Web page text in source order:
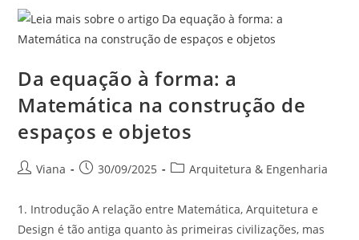
Da equação à forma: a
Matemática na construção de
espaços e objetos
Viana 30/09/2025 Arquitetura & Engenharia
1. Introdução A relação entre Matemática, Arquitetura e
Design é tão antiga quanto às primeiras civilizações, mas